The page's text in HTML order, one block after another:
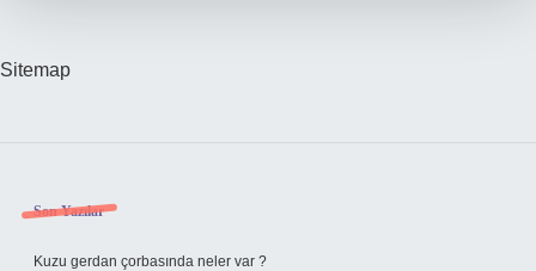
Sitemap
Sidebar
Son Yazılar
Kuzu gerdan çorbasında neler var ?